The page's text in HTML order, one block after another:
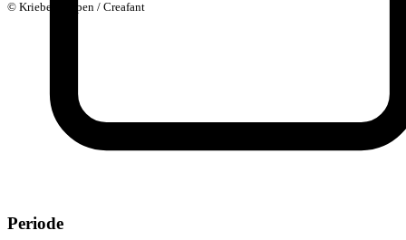
© Kriebelkampen / Creafant
Periode